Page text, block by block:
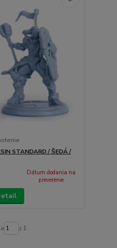
STANDARD / ŠEDÁ /
Dátum dodania na
preverenie
z 1